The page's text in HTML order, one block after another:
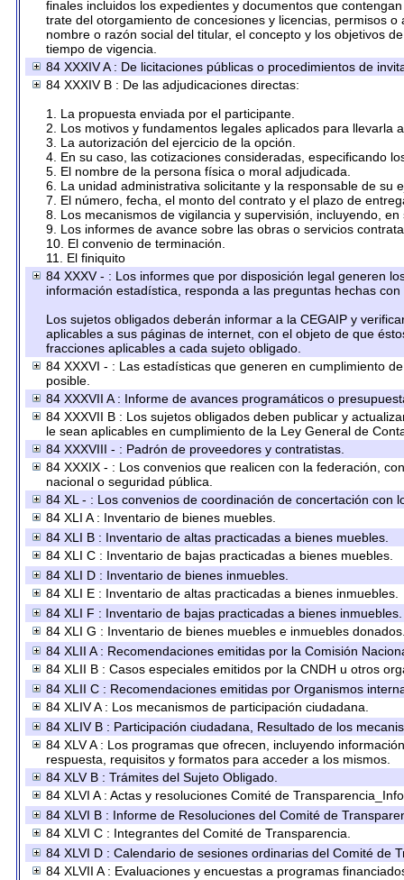
finales incluidos los expedientes y documentos que
trate del otorgamiento de concesiones y licencias, permisos
nombre o razón social del titular, el concepto y los objetivos
tiempo de vigencia.
84 XXXIV A : De licitaciones públicas o procedimientos de
84 XXXIV B : De las adjudicaciones directas:
1. La propuesta enviada por el participante.
2. Los motivos y fundamentos legales aplicados para llevarla
3. La autorización del ejercicio de la opción.
4. En su caso, las cotizaciones consideradas, especificando
5. El nombre de la persona física o moral adjudicada.
6. La unidad administrativa solicitante y la responsable de su
7. El número, fecha, el monto del contrato y el plazo de
8. Los mecanismos de vigilancia y supervisión, incluyendo,
9. Los informes de avance sobre las obras o servicios
10. El convenio de terminación.
11. El finiquito
84 XXXV - : Los informes que por disposición legal generen
información estadística, responda a las preguntas hechas
Los sujetos obligados deberán informar a la CEGAIP y
aplicables a sus páginas de internet, con el objeto de que
fracciones aplicables a cada sujeto obligado.
84 XXXVI - : Las estadísticas que generen en cumplimiento
posible.
84 XXXVII A : Informe de avances programáticos o
84 XXXVII B : Los sujetos obligados deben publicar y
le sean aplicables en cumplimiento de la Ley General de
84 XXXVIII - : Padrón de proveedores y contratistas.
84 XXXIX - : Los convenios que realicen con la federación,
nacional o seguridad pública.
84 XL - : Los convenios de coordinación de concertación con
84 XLI A : Inventario de bienes muebles.
84 XLI B : Inventario de altas practicadas a bienes muebles.
84 XLI C : Inventario de bajas practicadas a bienes muebles.
84 XLI D : Inventario de bienes inmuebles.
84 XLI E : Inventario de altas practicadas a bienes inmuebles.
84 XLI F : Inventario de bajas practicadas a bienes inmuebles.
84 XLI G : Inventario de bienes muebles e inmuebles
84 XLII A : Recomendaciones emitidas por la Comisión
84 XLII B : Casos especiales emitidos por la CNDH u otros
84 XLII C : Recomendaciones emitidas por Organismos
84 XLIV A : Los mecanismos de participación ciudadana.
84 XLIV B : Participación ciudadana, Resultado de los
84 XLV A : Los programas que ofrecen, incluyendo
respuesta, requisitos y formatos para acceder a los mismos.
84 XLV B : Trámites del Sujeto Obligado.
84 XLVI A : Actas y resoluciones Comité de
84 XLVI B : Informe de Resoluciones del Comité de
84 XLVI C : Integrantes del Comité de Transparencia.
84 XLVI D : Calendario de sesiones ordinarias del Comité de
84 XLVII A : Evaluaciones y encuestas a programas